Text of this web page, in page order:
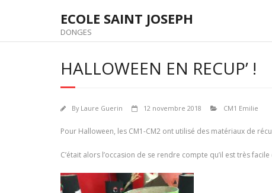
ECOLE SAINT JOSEPH
DONGES
HALLOWEEN EN RECUP’ !
By Laure Guerin 12 novembre 2018 CM1 Emilie
Pour Halloween, les CM1-CM2 ont utilisé des matériaux de
C’était alors l’occasion de se rendre compte qu’il est très